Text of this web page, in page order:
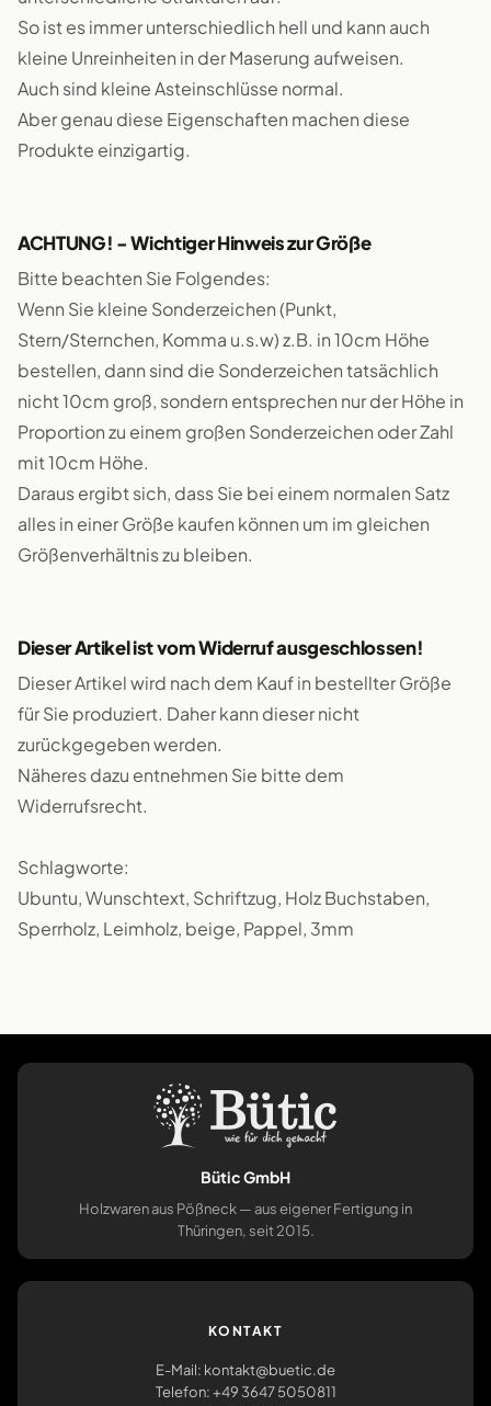
So ist es immer unterschiedlich hell und kann auch
kleine Unreinheiten in der Maserung aufweisen.
Auch sind kleine Asteinschlüsse normal.
Aber genau diese Eigenschaften machen diese
Produkte einzigartig.
ACHTUNG! - Wichtiger Hinweis zur Größe
Bitte beachten Sie Folgendes:
Wenn Sie kleine Sonderzeichen (Punkt,
Stern/Sternchen, Komma u.s.w) z.B. in 10cm Höhe
bestellen, dann sind die Sonderzeichen tatsächlich
nicht 10cm groß, sondern entsprechen nur der Höhe in
Proportion zu einem großen Sonderzeichen oder Zahl
mit 10cm Höhe.
Daraus ergibt sich, dass Sie bei einem normalen Satz
alles in einer Größe kaufen können um im gleichen
Größenverhältnis zu bleiben.
Dieser Artikel ist vom Widerruf ausgeschlossen!
Dieser Artikel wird nach dem Kauf in bestellter Größe
für Sie produziert. Daher kann dieser nicht
zurückgegeben werden.
Näheres dazu entnehmen Sie bitte dem
Widerrufsrecht.
Schlagworte:
Ubuntu, Wunschtext, Schriftzug, Holz Buchstaben,
Sperrholz, Leimholz, beige, Pappel, 3mm
Bütic GmbH
Holzwaren aus Pößneck — aus eigener Fertigung in
Thüringen, seit 2015.
KONTAKT
E-Mail: kontakt@buetic.de
Telefon: +49 3647 5050811